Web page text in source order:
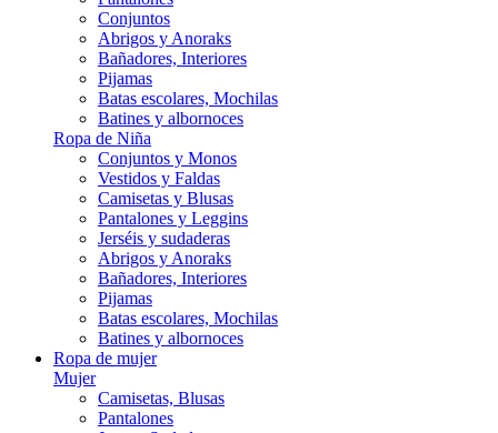
Conjuntos
Abrigos y Anoraks
Bañadores, Interiores
Pijamas
Batas escolares, Mochilas
Batines y albornoces
Ropa de Niña
Conjuntos y Monos
Vestidos y Faldas
Camisetas y Blusas
Pantalones y Leggins
Jerséis y sudaderas
Abrigos y Anoraks
Bañadores, Interiores
Pijamas
Batas escolares, Mochilas
Batines y albornoces
Ropa de mujer
Mujer
Camisetas, Blusas
Pantalones